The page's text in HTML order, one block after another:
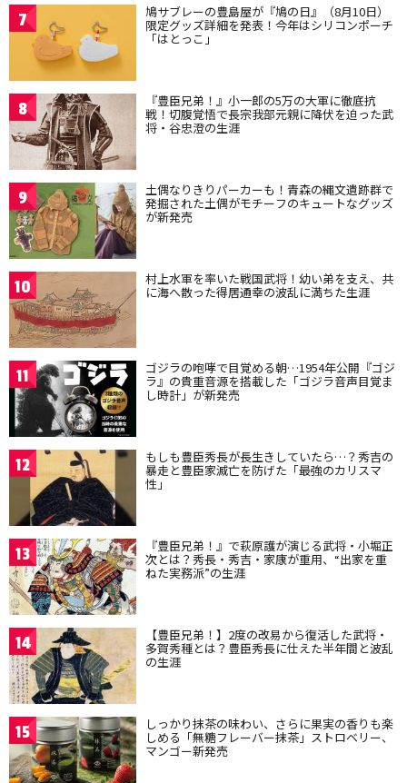
7 鳩サブレーの豊島屋が『鳩の日』（8月10日）
限定グッズ詳細を発表！今年はシリコンポーチ
「はとっこ」
8 『豊臣兄弟！』小一郎の5万の大軍に徹底抗
戦！切腹覚悟で長宗我部元親に降伏を迫った武
将・谷忠澄の生涯
9 土偶なりきりパーカーも！青森の縄文遺跡群で
発掘された土偶がモチーフのキュートなグッズ
が新発売
10 村上水軍を率いた戦国武将！幼い弟を支え、共
に海へ散った得居通幸の波乱に満ちた生涯
11 ゴジラの咆哮で目覚める朝…1954年公開『ゴジ
ラ』の貴重音源を搭載した「ゴジラ音声目覚ま
し時計」が新発売
12 もしも豊臣秀長が長生きしていたら…？秀吉の
暴走と豊臣家滅亡を防げた「最強のカリスマ
性」
13 『豊臣兄弟！』で萩原護が演じる武将・小堀正
次とは？秀長・秀吉・家康が重用、“出家を重
ねた実務派”の生涯
14 【豊臣兄弟！】2度の改易から復活した武将・
多賀秀種とは？豊臣秀長に仕えた半年間と波乱
の生涯
15 しっかり抹茶の味わい、さらに果実の香りも楽
しめる「無糖フレーバー抹茶」ストロベリー、
マンゴー新発売